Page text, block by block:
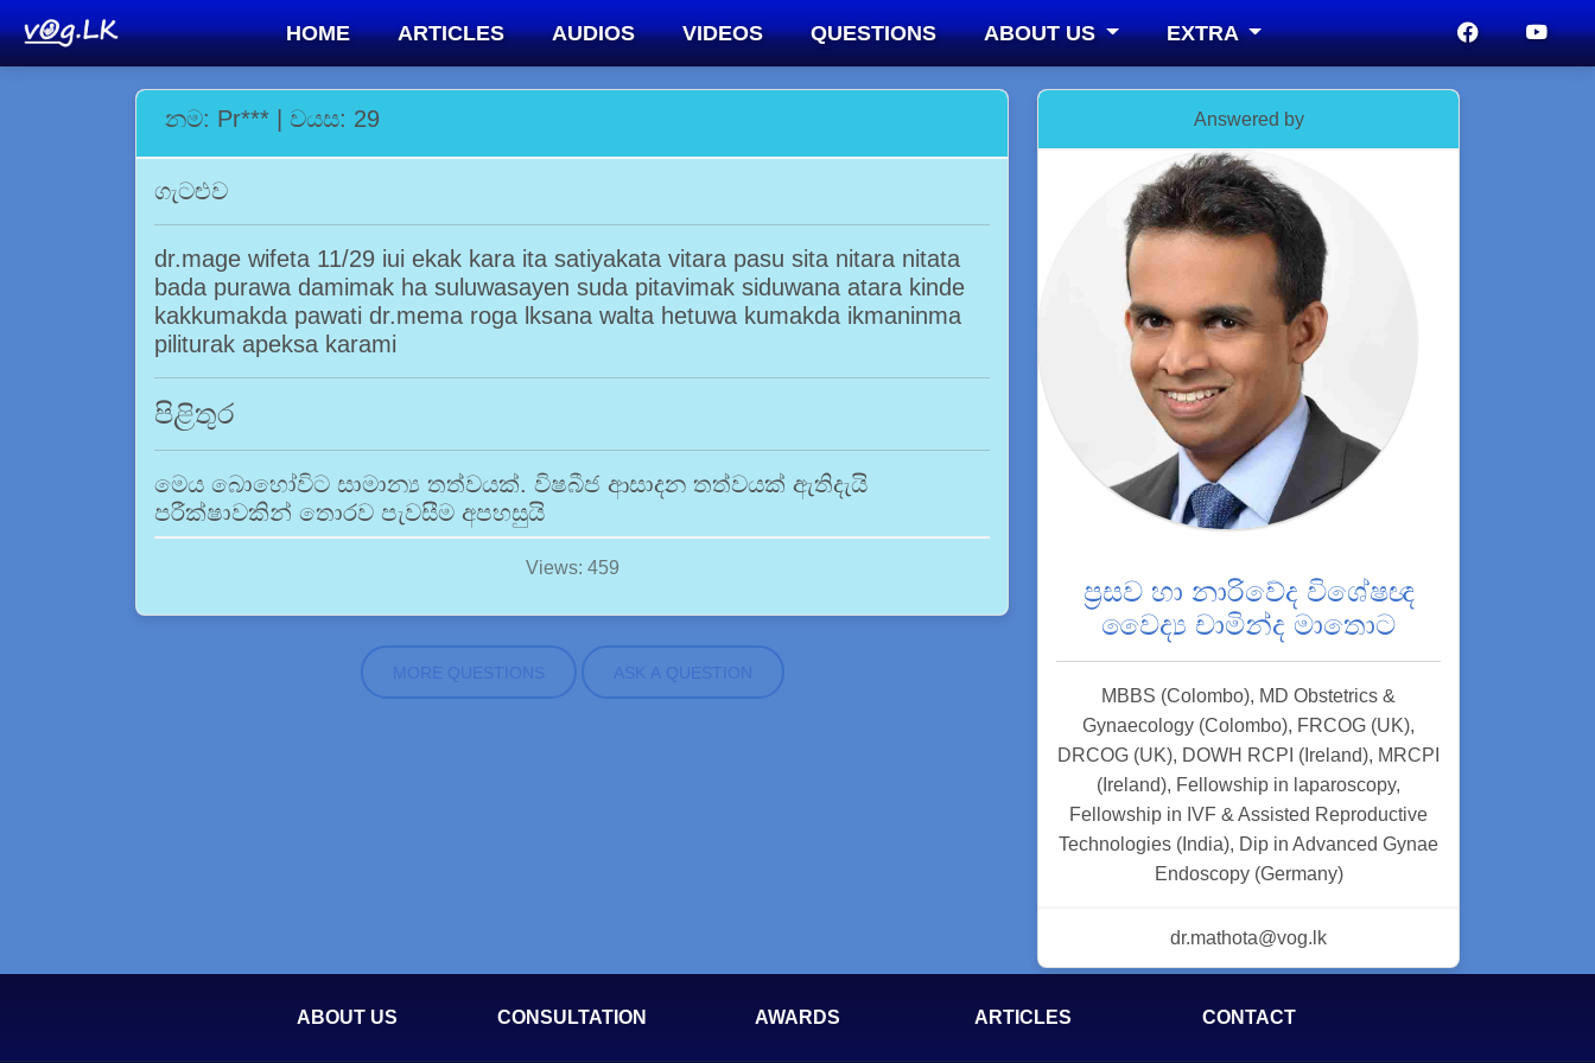
HOME ARTICLES AUDIOS VIDEOS QUESTIONS ABOUT US EXTRA
නම: Pr*** | වයස: 29
ගැටළුව
dr.mage wifeta 11/29 iui ekak kara ita satiyakata vitara pasu sita nitara nitata
bada purawa damimak ha suluwasayen suda pitavimak siduwana atara kinde
kakkumakda pawati dr.mema roga lksana walta hetuwa kumakda ikmaninma
piliturak apeksa karami
පිළිතුර
මෙය බොහෝවිට සාමාන්‍ය තත්වයක්. විෂබීජ ආසාදන තත්වයක් ඇතිදැයි
පරීක්ෂාවකින් තොරව පැවසීම අපහසුයි
Views: 459
MORE QUESTIONS ASK A QUESTION
Answered by
ප්‍රසව හා නාරිවේද විශේෂඥ
වෛද්‍ය චාමින්ද මාතොට
MBBS (Colombo), MD Obstetrics &
Gynaecology (Colombo), FRCOG (UK),
DRCOG (UK), DOWH RCPI (Ireland), MRCPI
(Ireland), Fellowship in laparoscopy,
Fellowship in IVF & Assisted Reproductive
Technologies (India), Dip in Advanced Gynae
Endoscopy (Germany)
dr.mathota@vog.lk
ABOUT US CONSULTATION AWARDS ARTICLES CONTACT